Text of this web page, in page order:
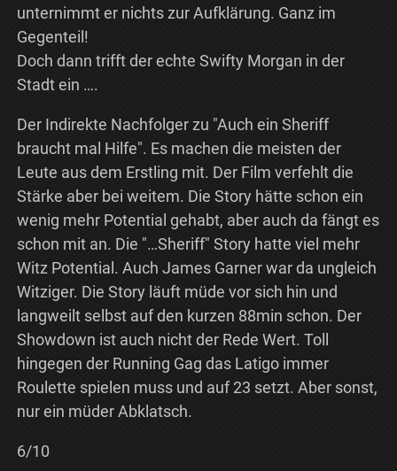
unternimmt er nichts zur Aufklärung. Ganz im
Gegenteil!
Doch dann trifft der echte Swifty Morgan in der
Stadt ein ….
Der Indirekte Nachfolger zu "Auch ein Sheriff
braucht mal Hilfe". Es machen die meisten der
Leute aus dem Erstling mit. Der Film verfehlt die
Stärke aber bei weitem. Die Story hätte schon ein
wenig mehr Potential gehabt, aber auch da fängt es
schon mit an. Die "…Sheriff" Story hatte viel mehr
Witz Potential. Auch James Garner war da ungleich
Witziger. Die Story läuft müde vor sich hin und
langweilt selbst auf den kurzen 88min schon. Der
Showdown ist auch nicht der Rede Wert. Toll
hingegen der Running Gag das Latigo immer
Roulette spielen muss und auf 23 setzt. Aber sonst,
nur ein müder Abklatsch.
6/10